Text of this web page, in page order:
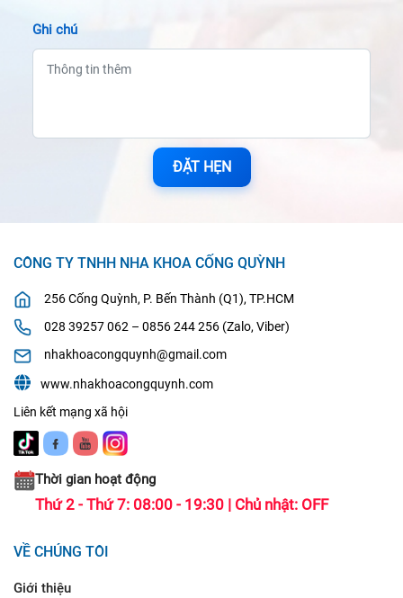
Ghi chú
ĐẶT HẸN
CÔNG TY TNHH NHA KHOA CỐNG QUỲNH
256 Cống Quỳnh, P. Bến Thành (Q1), TP.HCM
028 39257 062 – 0856 244 256 (Zalo, Viber)
nhakhoacongquynh@gmail.com
www.nhakhoacongquynh.com
Liên kết mạng xã hội
Thời gian hoạt động
Thứ 2 - Thứ 7: 08:00 - 19:30 | Chủ nhật: OFF
VỀ CHÚNG TÔI
Giới thiệu